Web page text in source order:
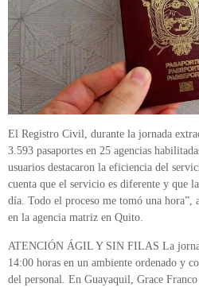
El Registro Civil, durante la jornada
3.593 pasaportes en 25 agencias
usuarios destacaron la eficiencia del
cuenta que el servicio es diferente y que
día. Todo el proceso me tomó una
en la agencia matriz en Quito.
ATENCIÓN ÁGIL Y SIN FILAS La
14:00 horas en un ambiente ordenado y
del personal. En Guayaquil, Grace